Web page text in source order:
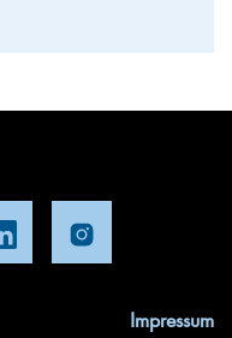
Impressum